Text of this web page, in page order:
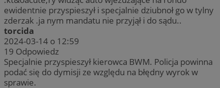
ewidentnie przyspieszył i specjalnie dziubnoł go w tylny
zderzak .ja nym mandatu nie przyjął i do sądu..
torcida
2024-03-14 o 12:59
19 Odpowiedz
Specjalnie przyspieszył kierowca BWM. Policja powinna
podać się do dymisji ze względu na błędny wyrok w
sprawie.